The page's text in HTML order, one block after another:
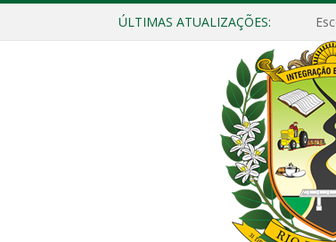
ÚLTIMAS ATUALIZAÇÕES: